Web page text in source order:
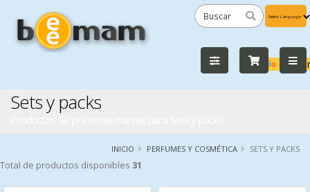
by
Sets y packs
INICIO PERFUMES Y COSMÉTICA SETS Y PACKS
Total de productos disponibles 31